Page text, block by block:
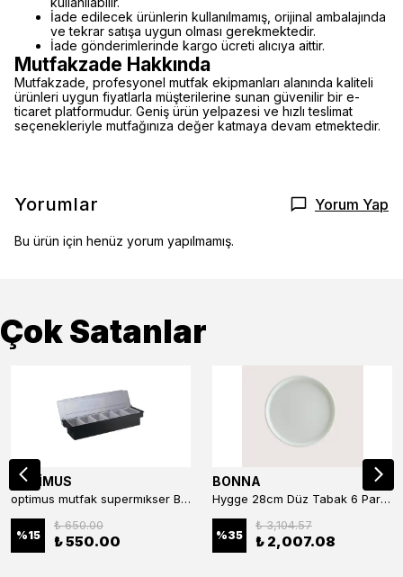
İade edilecek ürünlerin kullanılmamış, orijinal ambalajında
ve tekrar satışa uygun olması gerekmektedir.
İade gönderimlerinde kargo ücreti alıcıya aittir.
Mutfakzade Hakkında
Mutfakzade, profesyonel mutfak ekipmanları alanında kaliteli
ürünleri uygun fiyatlarla müşterilerine sunan güvenilir bir e-
ticaret platformudur. Geniş ürün yelpazesi ve hızlı teslimat
seçenekleriyle mutfağınıza değer katmaya devam etmektedir.
Yorumlar Yorum Yap
Bu ürün için henüz yorum yapılmamış.
Çok Satanlar
OPTİMUS
optimus mutfak supermıkser Bar Konteyner 6'lı 50×16×9 cm Kapaklı Polikarbon Organizer Bar & Kafe
%15
₺ 650.00
₺ 550.00
BONNA
Hygge 28cm Düz Tabak 6 Parça
%35
₺ 3,104.57
₺ 2,007.08